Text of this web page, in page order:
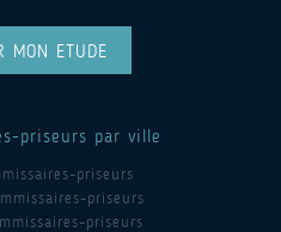
MON ETUDE
priseurs par ville
priseurs
priseurs
priseurs